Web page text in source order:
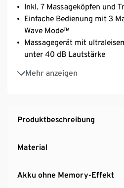
Inkl. 7 Massageköpfen und
Einfache Bedienung mit 3
Wave Mode™
Massagegerät mit
unter 40 dB Lautstärke
Mehr anzeigen
Längste Akkulaufzeit auf
Elegantes, ergonomisches
Einfache Selbstmassage –
Produktbeschreibung
Material
Akku ohne Memory-Effekt